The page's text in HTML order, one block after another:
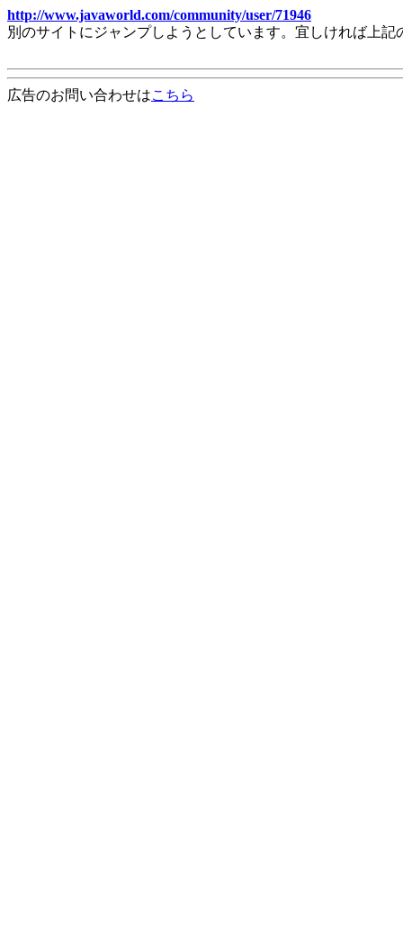
http://www.javaworld.com/community/user/71946
別のサイトにジャンプしようとしています。宜しければ上
広告のお問い合わせはこちら